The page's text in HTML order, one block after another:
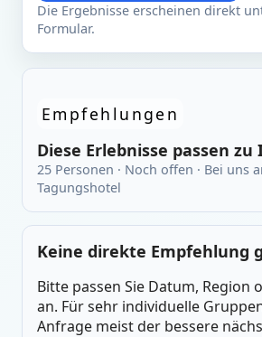
Die Ergebnisse erscheinen direkt
Formular.
Empfehlungen
Diese Erlebnisse passen
25 Personen · Noch offen · Bei uns
Tagungshotel
Keine direkte Empfehlung
Bitte passen Sie Datum, Region
an. Für sehr individuelle
Anfrage meist der bessere